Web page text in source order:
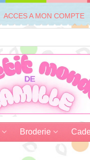
ACCES A MON COMPTE
Broderie